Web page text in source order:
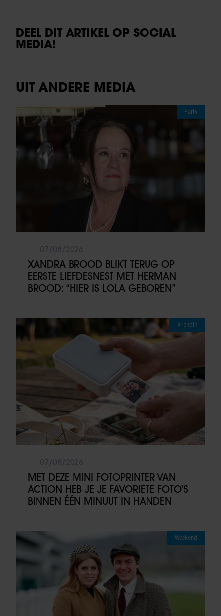
DEEL DIT ARTIKEL OP SOCIAL
MEDIA!
UIT ANDERE MEDIA
Party
XANDRA BROOD BLIKT TERUG OP
EERSTE LIEFDESNEST MET HERMAN
BROOD: “HIER IS LOLA GEBOREN”
Vriendin
MET DEZE MINI FOTOPRINTER VAN
ACTION HEB JE JE FAVORIETE FOTO’S
BINNEN ÉÉN MINUUT IN HANDEN
Weekend